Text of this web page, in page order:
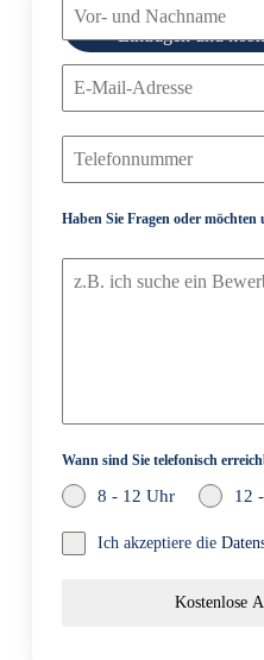
Eintragen und
Haben Sie Fragen oder möchten
Wann sind Sie telefonisch
8 - 12 Uhr 12
Ich akzeptiere die
Kostenlose